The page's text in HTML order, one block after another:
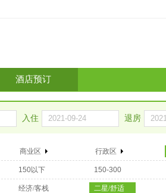
酒店预订
入住 退房
商业区 行政区
150以下 150-300
经济/客栈 二星/舒适